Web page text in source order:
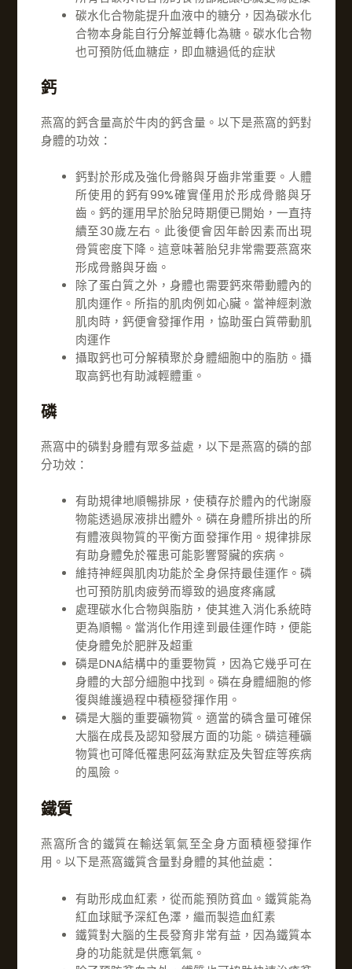
碳水化合物能提升血液中的糖分，因為碳水化
合物本身能自行分解並轉化為糖。碳水化合物
也可預防低血糖症，即血糖過低的症狀
鈣
燕窩的鈣含量高於牛肉的鈣含量。以下是燕窩的鈣對
身體的功效：
鈣對於形成及強化骨骼與牙齒非常重要。人體
所使用的鈣有99%確實僅用於形成骨骼與牙
齒。鈣的運用早於胎兒時期便已開始，一直持
續至30歲左右。此後便會因年齡因素而出現
骨質密度下降。這意味著胎兒非常需要燕窩來
形成骨骼與牙齒。
除了蛋白質之外，身體也需要鈣來帶動體內的
肌肉運作。所指的肌肉例如心臟。當神經刺激
肌肉時，鈣便會發揮作用，協助蛋白質帶動肌
肉運作
攝取鈣也可分解積聚於身體細胞中的脂肪。攝
取高鈣也有助減輕體重。
磷
燕窩中的磷對身體有眾多益處，以下是燕窩的磷的部
分功效：
有助規律地順暢排尿，使積存於體內的代謝廢
物能透過尿液排出體外。磷在身體所排出的所
有體液與物質的平衡方面發揮作用。規律排尿
有助身體免於罹患可能影響腎臟的疾病。
維持神經與肌肉功能於全身保持最佳運作。磷
也可預防肌肉疲勞而導致的過度疼痛感
處理碳水化合物與脂肪，使其進入消化系統時
更為順暢。當消化作用達到最佳運作時，便能
使身體免於肥胖及超重
磷是DNA結構中的重要物質，因為它幾乎可在
身體的大部分細胞中找到。磷在身體細胞的修
復與維護過程中積極發揮作用。
磷是大腦的重要礦物質。適當的磷含量可確保
大腦在成長及認知發展方面的功能。磷這種礦
物質也可降低罹患阿茲海默症及失智症等疾病
的風險。
鐵質
燕窩所含的鐵質在輸送氧氣至全身方面積極發揮作
用。以下是燕窩鐵質含量對身體的其他益處：
有助形成血紅素，從而能預防貧血。鐵質能為
紅血球賦予深紅色澤，繼而製造血紅素
鐵質對大腦的生長發育非常有益，因為鐵質本
身的功能就是供應氧氣。